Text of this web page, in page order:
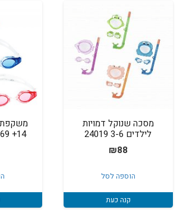
מסכה שנוקל דמויות
לילדים 3-6 24019
₪88
הוספה לסל
קנה כעת
משקפת
14+ Bestway 21069